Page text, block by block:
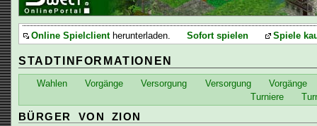
Online Spielclientherunterladen. Sofort spielen Spiele
STADTINFORMATIONEN
Wahlen Vorgänge Versorgung Versorgung
Vorgänge
Turniere
BÜRGER VON ZION